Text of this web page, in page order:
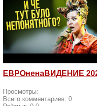
ЕВРОненаВИДЕНИЕ
Просмотры:
Всего комментариев: 0